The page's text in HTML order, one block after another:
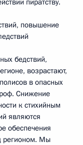
пиратству.
повышение
бедствий,
возрастают,
в опасных
Снижение
к стихийным
являются
обеспечения
регионом. Мы